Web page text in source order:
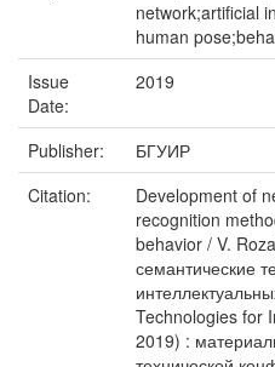
network;artiﬁcial
human
Issue
Date:
2019
Publisher:
БГУИР
Citation:
Development of
recognition
behavior / V.
семантические
Technologies for
2019) :